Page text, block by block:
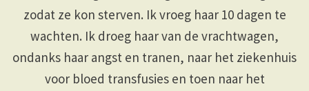
zodat ze kon sterven. Ik vroeg haar 10 dagen te
wachten. Ik droeg haar van de vrachtwagen,
ondanks haar angst en tranen, naar het ziekenhuis
voor bloed transfusies en toen naar het